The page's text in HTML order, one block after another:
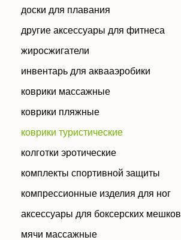
доски для плавания
другие аксессуары для фитнеса
жиросжигатели
инвентарь для аквааэробики
коврики массажные
коврики пляжные
коврики туристические
колготки эротические
комплекты спортивной защиты
компрессионные изделия для ног
аксессуары для боксерских мешков
мячи массажные